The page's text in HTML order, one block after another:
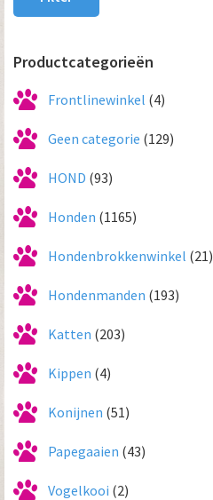
Productcategorieën
Frontlinewinkel (4)
Geen categorie (129)
HOND (93)
Honden (1165)
Hondenbrokkenwinkel (21)
Hondenmanden (193)
Katten (203)
Kippen (4)
Konijnen (51)
Papegaaien (43)
Vogelkooi (2)